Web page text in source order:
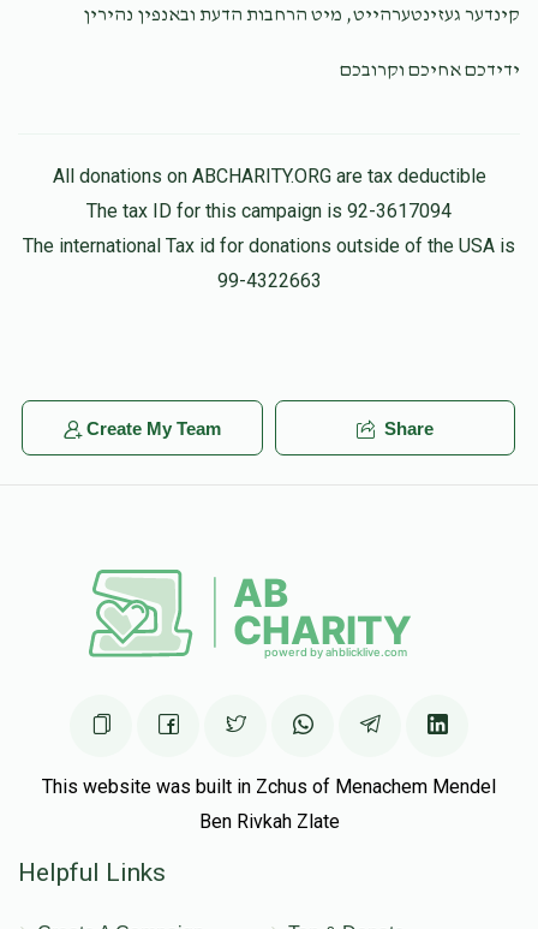
Donors
Yossi Markowitz
$5 $2,600
Goal
1
קינדער געזינטערהייט, מיט הרחבות הדעת ובאנפין נהירין
ידידכם אחיכם וקרובכם
All donations on ABCHARITY.ORG are tax deductible
The tax ID for this campaign is 92-3617094
The international Tax id for donations outside of the USA is
99-4322663
Create My Team Share
This website was built in Zchus of Menachem Mendel
Ben Rivkah Zlate
Helpful Links